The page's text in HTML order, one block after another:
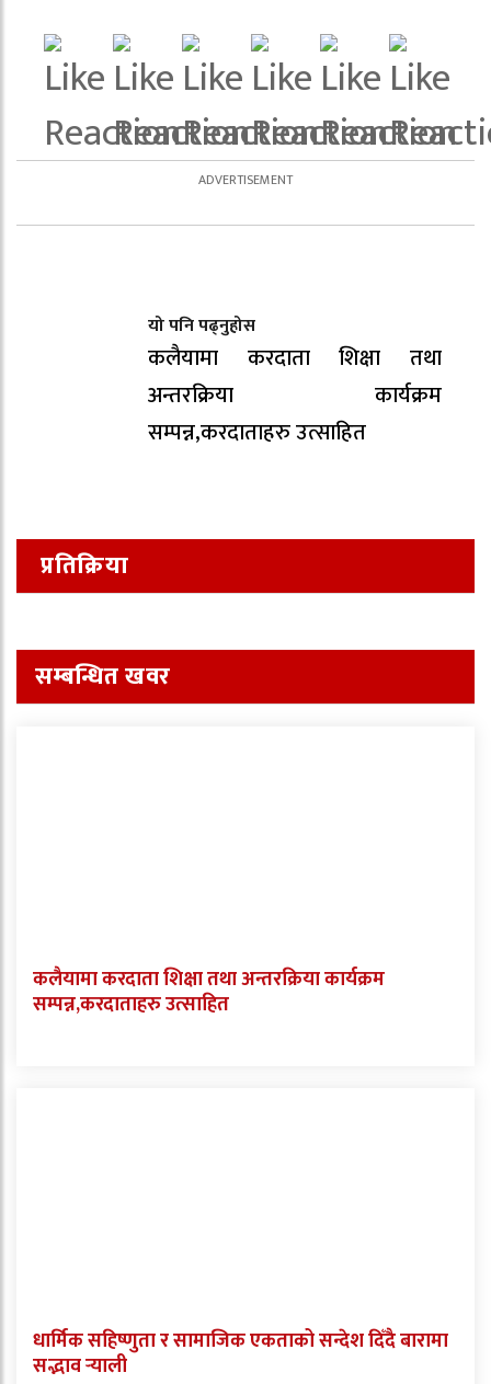
यो पनि पढ्नुहोस
कलैयामा करदाता शिक्षा तथा
अन्तरक्रिया कार्यक्रम
सम्पन्न,करदाताहरु उत्साहित
प्रतिक्रिया
सम्बन्धित खवर
कलैयामा करदाता शिक्षा तथा अन्तरक्रिया कार्यक्रम
सम्पन्न,करदाताहरु उत्साहित
धार्मिक सहिष्णुता र सामाजिक एकताको सन्देश दिँदै बारामा
सद्भाव र्‍याली